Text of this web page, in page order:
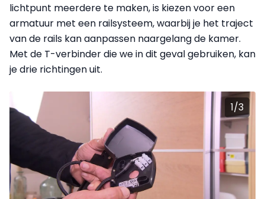
lichtpunt meerdere te maken, is kiezen voor een
armatuur met een railsysteem, waarbij je het traject
van de rails kan aanpassen naargelang de kamer.
Met de T-verbinder die we in dit geval gebruiken, kan
je drie richtingen uit.
1/3